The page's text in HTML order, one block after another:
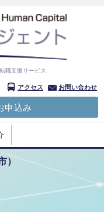
職支援サービス
アクセス お問い合わせ
申込み
）